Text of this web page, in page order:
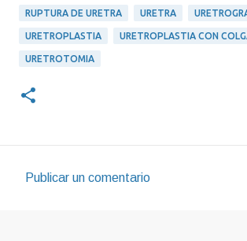
RUPTURA DE URETRA URETRA
URETROPLASTIA URETROPLASTIA CON
URETROTOMIA
Publicar un comentario